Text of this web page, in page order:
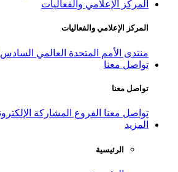
المركز الإعلامي والفعاليات
المركز الإعلامي والفعاليات
منتدى الأمم المتحدة العالمي السادس
تواصل معنا
تواصل معنا
تواصل معنا الفروع المشاركة
المزيد
الرئيسية